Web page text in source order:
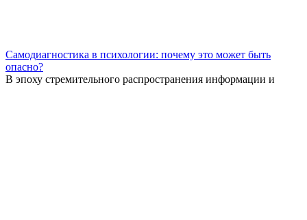
Самодиагностика в психологии: почему это может быть
опасно?
В эпоху стремительного распространения информации и